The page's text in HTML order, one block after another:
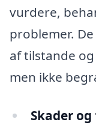
vurdere,
problemer.
af tilstande
men ikke
Skader